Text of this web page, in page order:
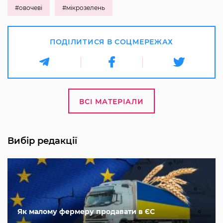
#овочеві #мікрозелень
ПОДІЛИТИСЯ В СОЦМЕРЕЖАХ
ВСІ МАТЕРІАЛИ
Вибір редакції
Як малому фермеру продавати в ЄС